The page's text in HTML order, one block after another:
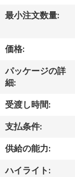
し
ち
に
つ
い
て
工
最小注文数量:
価格:
パッケージの詳
細:
受渡し時間:
支払条件:
供給の能力:
ハイライト: